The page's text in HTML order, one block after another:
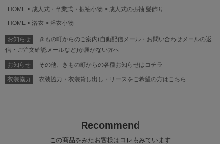
HOME
成人式・卒業式・振袖小物
成人式の振袖 髪飾り
HOME
浴衣 浴衣小物
お知らせ
きもの町からのご案内(自動配信メール・お問い合わせメールの返
信・ご注文確認メールなど)が届かない方へ
お知らせ その他、きもの町からの各種お知らせはコチラ
衣装協力 衣装協力・衣装貸し出し・リースをご希望の方はこちら
Recommend
この商品をみたお客様はコレもみています